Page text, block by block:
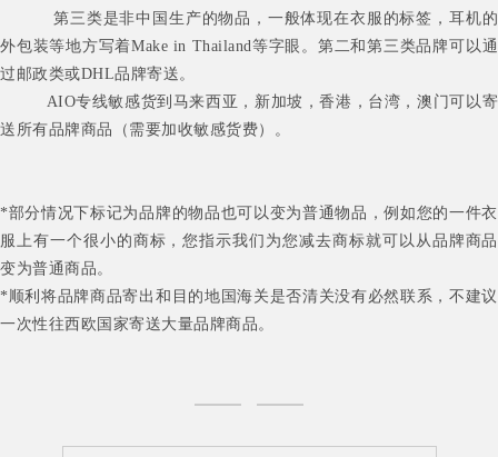
第三类是非中国生产的物品，一般体现在衣服的标签，耳机的
外包装等地方写着Make in Thailand等字眼。第二和第三类品牌可以通
过邮政类或DHL品牌寄送。
AIO专线敏感货到 马来西亚，新加坡，香港，台湾，澳门可以寄
送所有品牌商品（需要加收敏感货费）。
*部分情况下标记为品牌的物品也可以变为普通物品，例如您的一件衣
服上有一个很小的商标，您指示我们为您减去商标就可以从品牌商品
变为普通商品。
*顺利将品牌商品寄出和目的地国海关是否清关没有必然联系，不建议
一次性往西欧国家寄送大量品牌商品。